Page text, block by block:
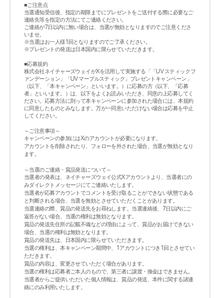
■ご注意点
当選通知受信後、指定の期限までにプレゼントをご送付する際に必要なご
連絡先等を指定の方法にてご連絡ください。
ご連絡が7日以内に無い場合は、当選が無効となりますのでご注意くださ
いませ。
※当選はお一人様1回となりますのでご了承ください。
※プレゼントの発送は日本国内に限らせていただきます。
■応募規約
株式会社ネイチャーズウェイがXを活用して実施する「「UV スティック フ
ァンデーション」「UV マーブルスティック」プレゼントキャンペーン」
（以下、「本キャンペーン」といいます。）に応募の方（以下、「応募
者」といいます。）は、以下をよくお読みいただき、同意の上応募してく
ださい。応募方法に則って本キャンペーンに参加された場合には、本規約
に同意したものとみなします。万が一同意いただけない場合は応募を中止
してください。
～ご注意事項～
キャンペーンの参加にはXのアカウントが必要になります。
アカウントを削除されたり、フォローを外された場合、当選が無効となり
ます。
～当選のご連絡・賞品発送について～
当選者の発表は、ネイチャーズウェイ公式Xアカウントより、当選者にの
みダイレクトメッセージにてご連絡いたします。
当選者が応募アカウントでコメントを受け取ることができない状態である
と判断される場合、当選を無効とさせていただくことがあります。
当選連絡の際、賞品の発送先をお尋ねします。当選連絡後、7日以内にご
返答がない場合、当選の権利は無効となります。
賞品の発送先住所の記載不備などの理由によって、賞品がお届けできない
場合、当選の権利は無効となります。
賞品の発送先は、日本国内に限らせていただきます。
当選の権利は、本キャンペーン期間中、1アカウントにつき1回とさせてい
ただきます。
賞品の内容は、変更させていただく場合があります。
当選の権利は応募者ご本人のもので、第三者に譲渡・換金はできません。
当選者からご提供いただいた個人情報は、賞品の発送、本件に関する諸連
絡にのみ利用いたします。